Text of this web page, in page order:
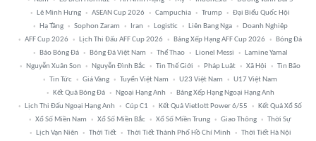
Lê Minh Hưng
ASEAN Cup 2026 Campuchia Trump
Đại Biểu Quốc Hội
Hạ Tầng
Sophon Zaram Iran Logistic Liên Bang Nga
Doanh Nghiệp
AFF Cup 2026
Lịch Thi Đấu AFF Cup 2026 Bảng Xếp Hạng AFF Cup 2026
Bóng Đá
Báo Bóng Đá
Bóng Đá Việt Nam Thể Thao Lionel Messi
Lamine Yamal
Nguyễn Xuân Son
Nguyễn Đình Bắc Tin Thế Giới Pháp Luật Xã Hội
Tin Bão
Tin Tức
Giá Vàng Tuyển Việt Nam U23 Việt Nam
U17 Việt Nam
Kết Quả Bóng Đá
Ngoại Hạng Anh
Bảng Xếp Hạng Ngoại Hạng Anh
Lịch Thi Đấu Ngoại Hạng Anh
Cúp C1 Kết Quả Vietlott Power 6/55
Kết Quả Xổ Số
Xổ Số Miền Nam
Xổ Số Miền Bắc Xổ Số Miền Trung Giao Thông
Thời Sự
Lịch Vạn Niên
Thời Tiết Thời Tiết Thành Phố Hồ Chí Minh Thời Tiết Hà Nội